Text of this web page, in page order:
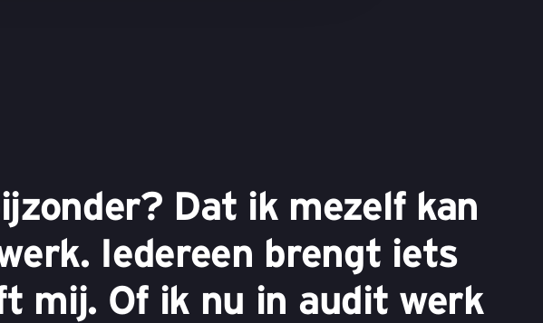
Dat ik mezelf kan
Iedereen brengt iets
mij. Of ik nu in audit werk